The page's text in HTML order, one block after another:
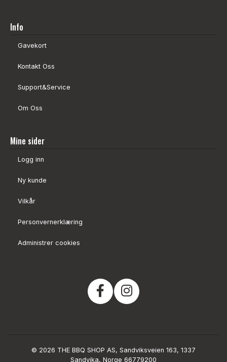
Info
Gavekort
Kontakt Oss
Support&Service
Om Oss
Mine sider
Logg inn
Ny kunde
Vilkår
Personvernerklæring
Administrer cookies
© 2026 THE BBQ SHOP AS, Sandviksveien 163, 1337
Sandvika, Norge 66779200